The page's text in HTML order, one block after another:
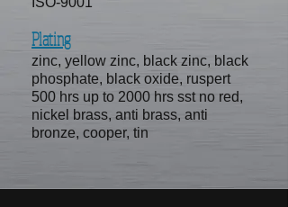
Plating
zinc, yellow zinc, black zinc, black
phosphate, black oxide, ruspert
500 hrs up to 2000 hrs sst no red,
nickel brass, anti brass, anti
bronze, cooper, tin